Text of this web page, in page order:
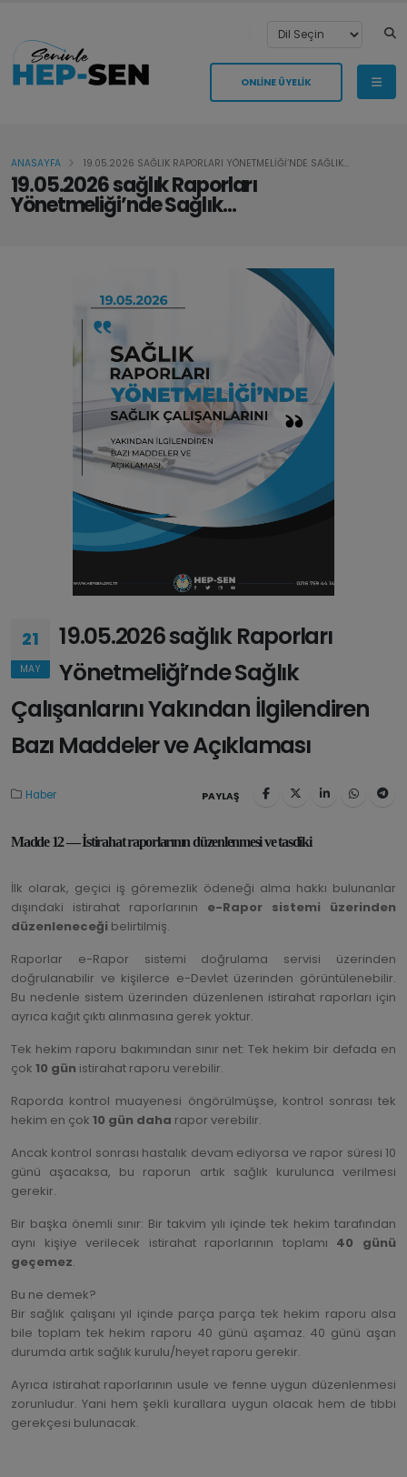
ONLİNE ÜYELİK
19.05.2026 sağlık Raporları
Yönetmeliği’nde Sağlık...
ANASAYFA 19.05.2026 SAĞLIK RAPORLARI YÖNETMELİĞİ’NDE SAĞLIK...
21
MAY
19.05.2026 sağlık Raporları
Yönetmeliği’nde Sağlık
Çalışanlarını Yakından İlgilendiren
Bazı Maddeler ve Açıklaması
Haber PAYLAŞ
Madde 12 — İstirahat raporlarının düzenlenmesi ve tasdiki
İlk olarak, geçici iş göremezlik ödeneği alma hakkı bulunanlar
dışındaki istirahat raporlarının e-Rapor sistemi üzerinden
düzenleneceği belirtilmiş.
Raporlar e-Rapor sistemi doğrulama servisi üzerinden
doğrulanabilir ve kişilerce e-Devlet üzerinden görüntülenebilir.
Bu nedenle sistem üzerinden düzenlenen istirahat raporları için
ayrıca kağıt çıktı alınmasına gerek yoktur.
Tek hekim raporu bakımından sınır net: Tek hekim bir defada en
çok 10 gün istirahat raporu verebilir.
Raporda kontrol muayenesi öngörülmüşse, kontrol sonrası tek
hekim en çok 10 gün daha rapor verebilir.
Ancak kontrol sonrası hastalık devam ediyorsa ve rapor süresi 10
günü aşacaksa, bu raporun artık sağlık kurulunca verilmesi
gerekir.
Bir başka önemli sınır: Bir takvim yılı içinde tek hekim tarafından
aynı kişiye verilecek istirahat raporlarının toplamı 40 günü
geçemez.
Bu ne demek?
Bir sağlık çalışanı yıl içinde parça parça tek hekim raporu alsa
bile toplam tek hekim raporu 40 günü aşamaz. 40 günü aşan
durumda artık sağlık kurulu/heyet raporu gerekir.
Ayrıca istirahat raporlarının usule ve fenne uygun düzenlenmesi
zorunludur. Yani hem şekli kurallara uygun olacak hem de tıbbi
gerekçesi bulunacak.